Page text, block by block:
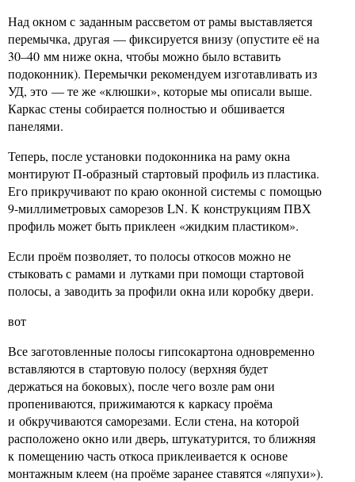
Над окном с заданным рассветом от рамы выставляется
перемычка, другая — фиксируется внизу (опустите её на
30–40 мм ниже окна, чтобы можно было вставить
подоконник). Перемычки рекомендуем изготавливать из
УД, это — те же «клюшки», которые мы описали выше.
Каркас стены собирается полностью и обшивается
панелями.
Теперь, после установки подоконника на раму окна
монтируют П-образный стартовый профиль из пластика.
Его прикручивают по краю оконной системы с помощью
9-миллиметровых саморезов LN. К конструкциям ПВХ
профиль может быть приклеен «жидким пластиком».
Если проём позволяет, то полосы откосов можно не
стыковать с рамами и лутками при помощи стартовой
полосы, а заводить за профили окна или коробку двери.
вот
Все заготовленные полосы гипсокартона одновременно
вставляются в стартовую полосу (верхняя будет
держаться на боковых), после чего возле рам они
пропениваются, прижимаются к каркасу проёма
и обкручиваются саморезами. Если стена, на которой
расположено окно или дверь, штукатурится, то ближняя
к помещению часть откоса приклеивается к основе
монтажным клеем (на проёме заранее ставятся «ляпухи»).